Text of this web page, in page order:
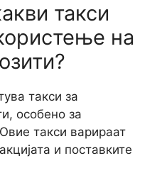
такси
на
такси за
особено за
такси варираат
и поставките